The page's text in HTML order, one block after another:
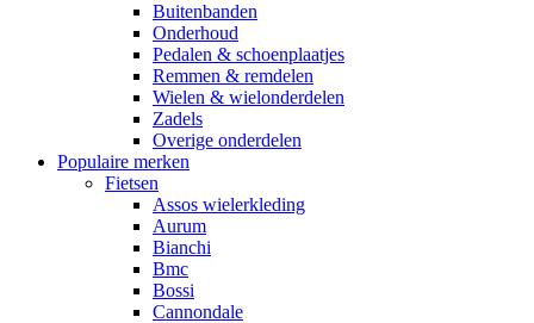
Buitenbanden
Onderhoud
Pedalen & schoenplaatjes
Remmen & remdelen
Wielen & wielonderdelen
Zadels
Overige onderdelen
Populaire merken
Fietsen
Assos wielerkleding
Aurum
Bianchi
Bmc
Bossi
Cannondale